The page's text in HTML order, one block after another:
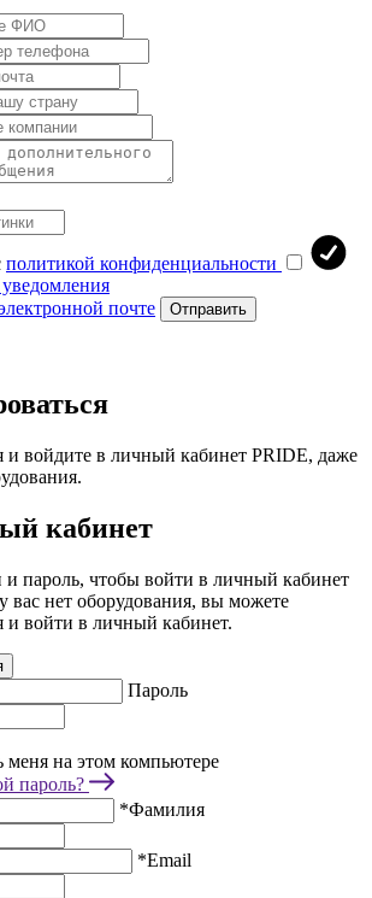
политикой конфиденциальности
почте
Отправить
и войдите в личный кабинет PRIDE, даже
кабинет
пароль, чтобы войти в личный кабинет
вас нет оборудования, вы можете
и войти в личный кабинет.
Пароль
меня на этом компьютере
пароль?
*Фамилия
*Email